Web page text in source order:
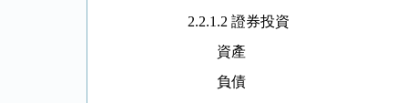
2.2.1.2 證券投資
資產
負債